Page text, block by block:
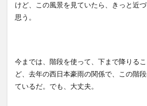
けど、この風景を見ていたら、きっと近
思う。
今までは、階段を使って、下まで降りる
ど、去年の西日本豪雨の関係で、この階
ているだ。でも、大丈夫。